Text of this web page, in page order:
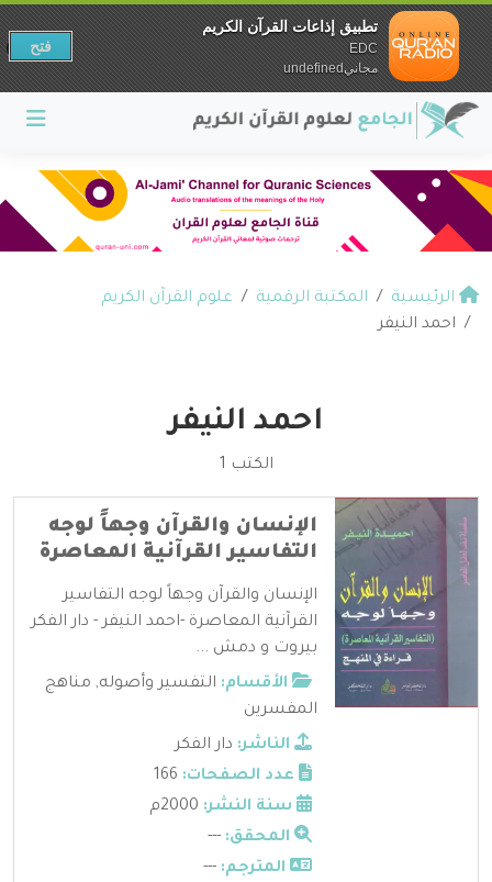
الرئيسية المكتبة الرقمية
علوم القرآن الكريم
احمد النيفر
احمد النيفر
الكتب 1
الإنسان والقرآن وجهاً لوجه
التفاسير القرآنية المعاصرة
الإنسان والقرآن وجهاً لوجه التفاسير
القرآنية المعاصرة -احمد النيفر - دار الفكر
بيروت و دمش ...
الأقسام: التفسير وأصوله, مناهج
المفسرين
الناشر: دار الفكر
عدد الصفحات:
سنة النشر:
المحقق: ---
المترجم: ---
تطبيق إذاعات القرآن الكريم
EDC
مجانيundefined
فتح